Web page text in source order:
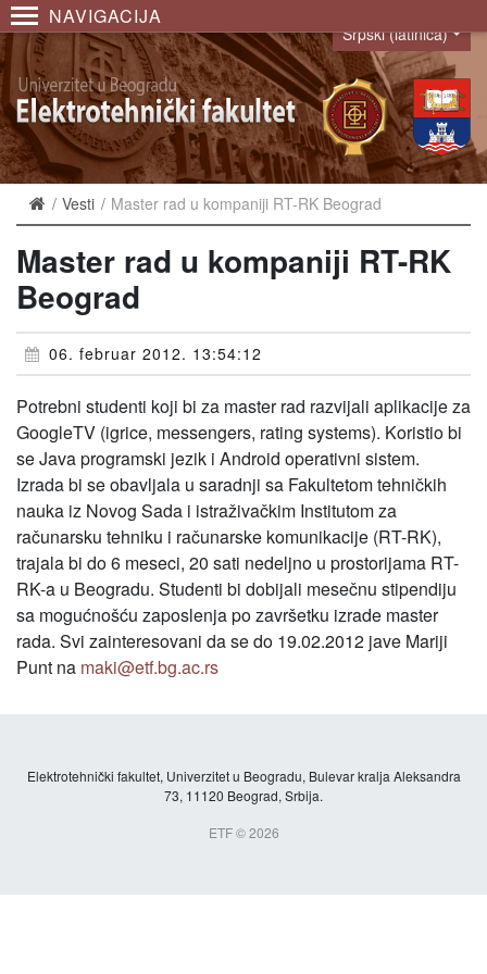
NAVIGACIJA
Language
Srpski (latinica)
Vesti Master rad u kompaniji RT-RK Beograd
Master rad u kompaniji RT-RK
Beograd
06. februar 2012. 13:54:12
Potrebni studenti koji bi za master rad razvijali aplikacije za
GoogleTV (igrice, messengers, rating systems). Koristio bi
se Java programski jezik i Android operativni sistem.
Izrada bi se obavljala u saradnji sa Fakultetom tehničkih
nauka iz Novog Sada i istraživačkim Institutom za
računarsku tehniku i računarske komunikacije (RT-RK),
trajala bi do 6 meseci, 20 sati nedeljno u prostorijama RT-
RK-a u Beogradu. Studenti bi dobijali mesečnu stipendiju
sa mogućnošću zaposlenja po završetku izrade master
rada. Svi zainteresovani da se do 19.02.2012 jave Mariji
Punt na maki@etf.bg.ac.rs
Elektrotehnički fakultet, Univerzitet u Beogradu, Bulevar kralja Aleksandra
73, 11120 Beograd, Srbija.
ETF © 2026